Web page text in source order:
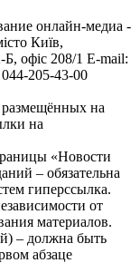
онлайн-медиа -
Київ,
офіс 208/1 E-mail:
205-43-00
на
на
«Новости
– обязательна
гиперссылка.
от
материалов.
– должна быть
абзаце